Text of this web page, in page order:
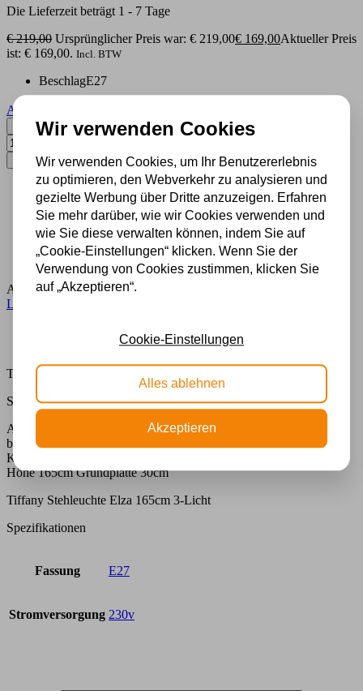
Die Lieferzeit beträgt 1 - 7 Tage
€219,00 Ursprünglicher Preis war: € 219,00€ 169,00Aktueller Preis
ist: € 169,00. Incl. BTW
BeschlagE27
Alle Produktspezifikationen
Tiffany Stehleuchte Elza 165cm 3-Licht Menge
In den Warenkorb
500 m2 großes Lampengeschäft in Rijssen
Experten für Lampen seit 70 Jahren
Kostenloser Versand in Deutschland ab 99 €
Kostenlose Lichtquellen inklusive
Sichere Zahlung im Anschluss mit Klarna
Artikelnummer:229E Kategorie:
Lampenaufhängungen
Zusätzliche Informationen
Tiffany Stehleuchte Elza 165cm 3-Licht
Spezifikationen
Angenehme, freundliche Formen finden Sie in dieser
bronzefarbenen Halterung als Sockel für eine Stehleuchte.
Komplett mit Endstück und 3x E-27 Fassung mit Metallzugschnur
Höhe 165cm Grundplatte 30cm
Tiffany Stehleuchte Elza 165cm 3-Licht
Spezifikationen
Fassung E27
Stromversorgung 230v
Wir verwenden Cookies
Wir verwenden Cookies, um Ihr Benutzererlebnis
zu optimieren, den Webverkehr zu analysieren und
gezielte Werbung über Dritte anzuzeigen. Erfahren
Sie mehr darüber, wie wir Cookies verwenden und
wie Sie diese verwalten können, indem Sie auf
„Cookie-Einstellungen“ klicken. Wenn Sie der
Verwendung von Cookies zustimmen, klicken Sie
auf „Akzeptieren“.
Cookie-Einstellungen
Alles ablehnen
Akzeptieren